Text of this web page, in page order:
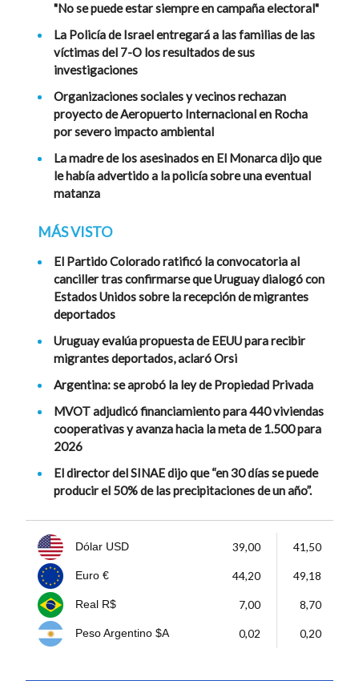
"No se puede estar siempre en campaña electoral"
La Policía de Israel entregará a las familias de las
víctimas del 7-O los resultados de sus
investigaciones
Organizaciones sociales y vecinos rechazan
proyecto de Aeropuerto Internacional en Rocha
por severo impacto ambiental
La madre de los asesinados en El Monarca dijo que
le había advertido a la policía sobre una eventual
matanza
MÁS VISTO
El Partido Colorado ratificó la convocatoria al
canciller tras confirmarse que Uruguay dialogó con
Estados Unidos sobre la recepción de migrantes
deportados
Uruguay evalúa propuesta de EEUU para recibir
migrantes deportados, aclaró Orsi
Argentina: se aprobó la ley de Propiedad Privada
MVOT adjudicó financiamiento para 440 viviendas
cooperativas y avanza hacia la meta de 1.500 para
2026
El director del SINAE dijo que “en 30 días se puede
producir el 50% de las precipitaciones de un año”.
Dólar USD 39,00 41,50
Euro € 44,20 49,18
Real R$ 7,00 8,70
Peso Argentino $A 0,02 0,20